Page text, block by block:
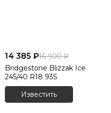
14 385 ₽16 900 ₽
Bridgestone Blizzak Ice
245/40 R18 93S
Известить